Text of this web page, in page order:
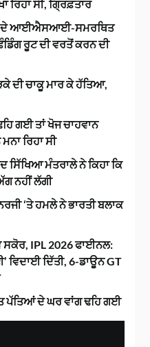
ਰਿਹਾ ਸੀ, ਗ੍ਰਿਫ਼ਤਾਰ
ਦੇ ਆਈਐਸਆਈ-ਸਮਰਥਿਤ
ਰੂਟ ਦੀ ਵਰਤੋਂ ਕਰਨ ਦੀ
ਦੀ ਚਾਕੂ ਮਾਰ ਕੇ ਹੱਤਿਆ,
ਗਈ ਤਾਂ ਖੋਜ ਚਾਹਵਾਨ
ਰਿਹਾ ਸੀ
ਸਿੱਖਿਆ ਮੰਤਰਾਲੇ ਨੇ ਕਿਹਾ ਕਿ
ਨਹੀਂ ਲੱਗੀ
‘ਤੇ ਹਮਲੇ ਨੇ ਭਾਰਤੀ ਬਲਾਕ
ਸਕੋਰ, IPL 2026 ਫਾਈਨਲ:
ਵਿਦਾਈ ਦਿੱਤੀ, 6-ਡਾਊਨ GT
ਪੱਤਿਆਂ ਦੇ ਘਰ ਵਾਂਗ ਢਹਿ ਗਈ